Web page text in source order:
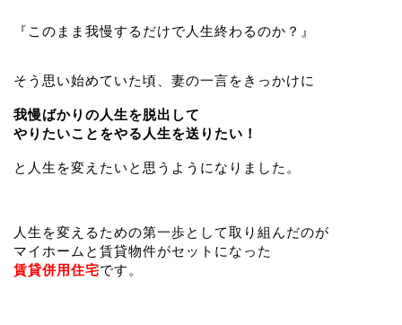
『このまま我慢するだけで人生終わるのか？』
そう思い始めていた頃、妻の一言をきっかけに
我慢ばかりの人生を脱出して
やりたいことをやる人生を送りたい！
と人生を変えたいと思うようになりました。
人生を変えるための第一歩として取り組んだのが
マイホームと賃貸物件がセットになった
賃貸併用住宅です。